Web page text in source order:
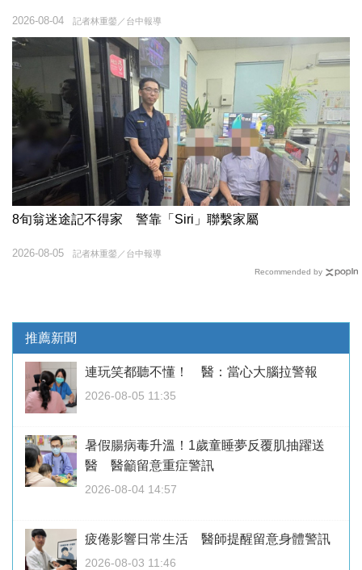
記者林重鎣／台中報導
2026-08-04
8旬翁迷途記不得家 警靠「Siri」聯繫家屬
記者林重鎣／台中報導
2026-08-05
Recommended by
推薦新聞
連玩笑都聽不懂！ 醫：當心大腦拉警報
2026-08-05 11:35
暑假腸病毒升溫！1歲童睡夢反覆肌抽躍送
醫 醫籲留意重症警訊
2026-08-04 14:57
疲倦影響日常生活 醫師提醒留意身體警訊
2026-08-03 11:46